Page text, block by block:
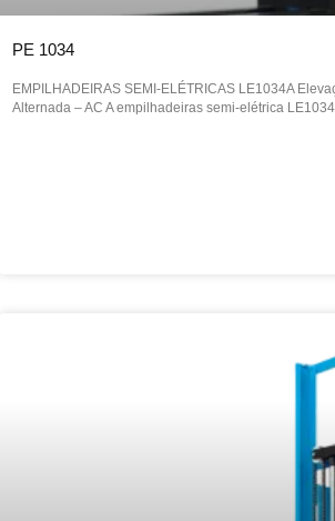
PE 1034
EMPILHADEIRAS SEMI-ELÉTRICAS LE1034A
Alternada – AC A empilhadeiras semi-elétrica